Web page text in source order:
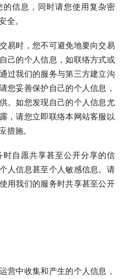
信息，同时请您使用复杂密
全。
易时，您不可避免地要向交易
己的个人信息，如联络方式或
过我们的服务与第三方建立沟
您妥善保护自己的个人信息，
。如您发现自己的个人信息尤
，请您立即联络本网站客服以
措施。
自愿共享甚至公开分享的信
人信息甚至个人敏感信息。请
用我们的服务时共享甚至公开
营中收集和产生的个人信息，